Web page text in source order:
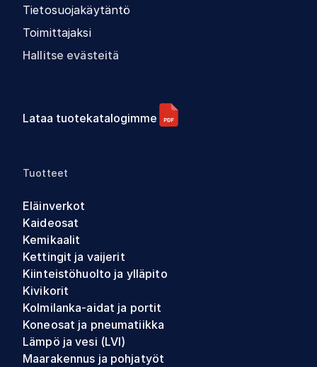
Tietosuojakäytäntö
Toimittajaksi
Hallitse evästeitä
Lataa tuotekatalogimme
Tuotteet
Eläinverkot
Kaideosat
Kemikaalit
Kettingit ja vaijerit
Kiinteistöhuolto ja ylläpito
Kivikorit
Kolmilanka-aidat ja portit
Koneosat ja pneumatiikka
Lämpö ja vesi (LVI)
Maarakennus ja pohjatyöt